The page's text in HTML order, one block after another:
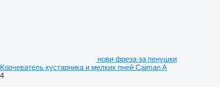
нови фреза за пенушки
Корчеватель кустарника и мелких пней Caiman A
4